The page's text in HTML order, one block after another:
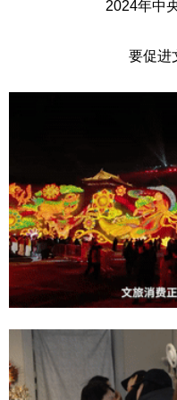
2024年中
要促进